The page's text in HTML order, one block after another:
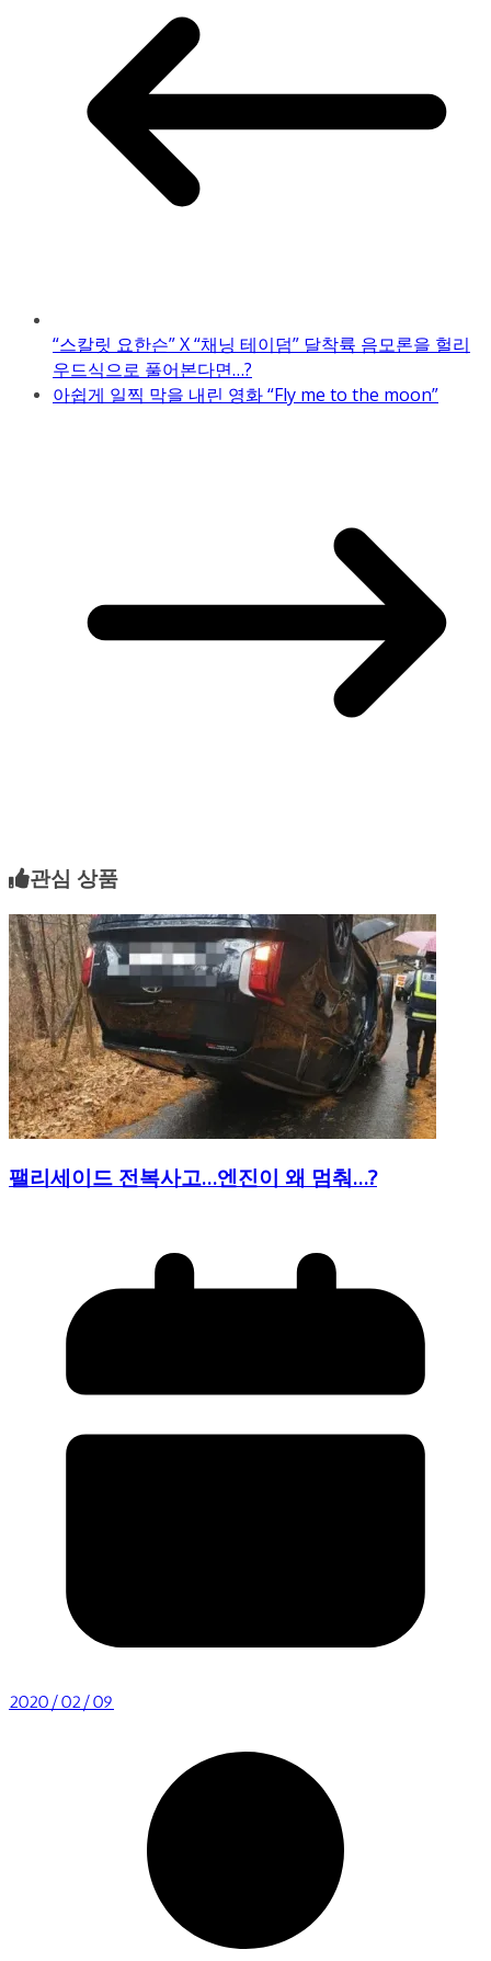
“스칼릿 요한슨” X “채닝 테이덤” 달착륙 음모론을 헐리
우드식으로 풀어본다면…?
아쉽게 일찍 막을 내린 영화 “Fly me to the moon”
관심 상품
팰리세이드 전복사고…엔진이 왜 멈춰…?
2020/02/09